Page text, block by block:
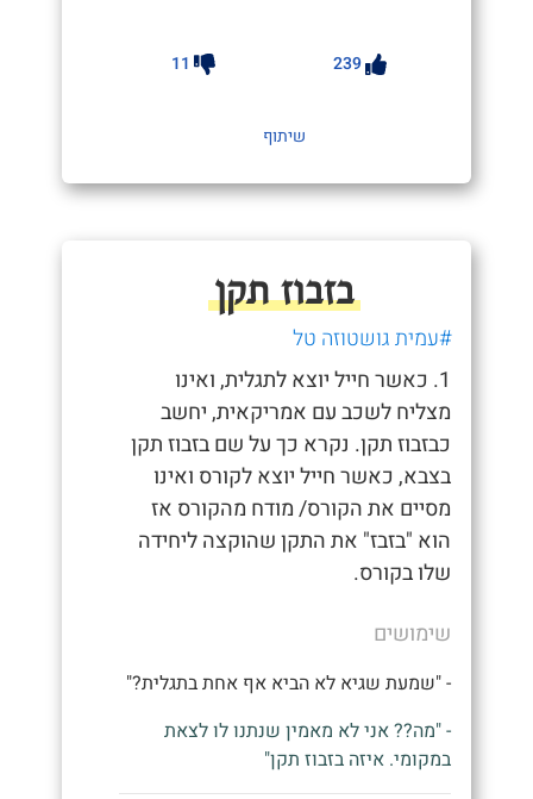
239
11
שיתוף
בזבוז תקן
#עמית גושטוזה טל
1. כאשר חייל יוצא לתגלית, ואינו
מצליח לשכב עם אמריקאית, יחשב
כבזבוז תקן. נקרא כך על שם בזבוז תקן
בצבא, כאשר חייל יוצא לקורס ואינו
מסיים את הקורס/ מודח מהקורס אז
הוא "בזבז" את התקן שהוקצה ליחידה
שלו בקורס.
שימושים
- "שמעת שגיא לא הביא אף אחת בתגלית?"
- "מה?? אני לא מאמין שנתנו לו לצאת
במקומי. איזה בזבוז תקן"